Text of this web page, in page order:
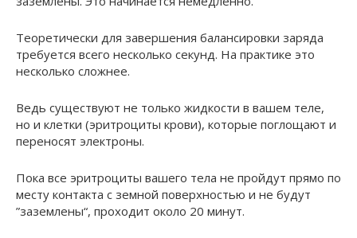
Теоретически для завершения балансировки заряда
требуется всего несколько секунд. На практике это
несколько сложнее.
Ведь существуют не только жидкости в вашем теле,
но и клетки (эритроциты крови), которые поглощают и
переносят электроны.
Пока все эритроциты вашего тела не пройдут прямо по
месту контакта с земной поверхностью и не будут
”заземлены“, проходит около 20 минут.